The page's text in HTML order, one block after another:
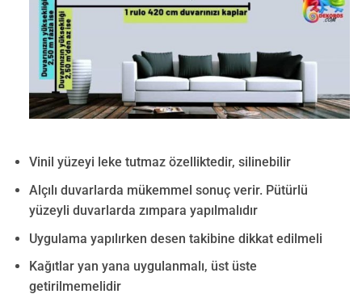
Vinil yüzeyi leke tutmaz özelliktedir, silinebilir
Alçılı duvarlarda mükemmel sonuç verir. Pütürlü
yüzeyli duvarlarda zımpara yapılmalıdır
Uygulama yapılırken desen takibine dikkat edilmeli
Kağıtlar yan yana uygulanmalı, üst üste
getirilmemelidir